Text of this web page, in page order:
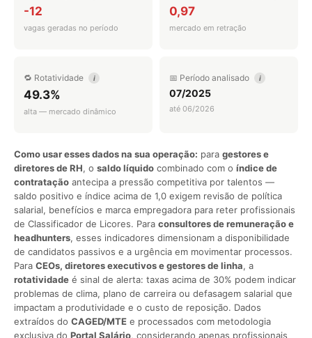
-12
vagas geradas no período
0,97
mercado em retração
🔁 Rotatividade i
49.3%
alta — mercado dinâmico
📅 Período analisado i
07/2025
até 06/2026
Como usar esses dados na sua operação: para gestores e
diretores de RH, o saldo líquido combinado com o índice de
contratação antecipa a pressão competitiva por talentos —
saldo positivo e índice acima de 1,0 exigem revisão de política
salarial, benefícios e marca empregadora para reter profissionais
de Classificador de Licores. Para consultores de remuneração e
headhunters, esses indicadores dimensionam a disponibilidade
de candidatos passivos e a urgência em movimentar processos.
Para CEOs, diretores executivos e gestores de linha, a
rotatividade é sinal de alerta: taxas acima de 30% podem indicar
problemas de clima, plano de carreira ou defasagem salarial que
impactam a produtividade e o custo de reposição. Dados
extraídos do CAGED/MTE e processados com metodologia
exclusiva do Portal Salário, considerando apenas profissionais